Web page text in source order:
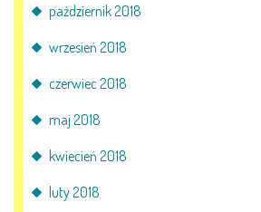
październik 2018
wrzesień 2018
czerwiec 2018
maj 2018
kwiecień 2018
luty 2018